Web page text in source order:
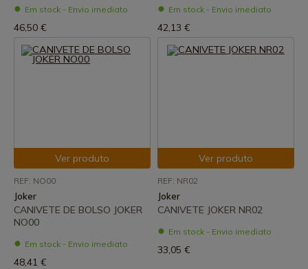
Em stock - Envio imediato
46,50 €
Em stock - Envio imediato
42,13 €
Ver produto
REF: NO00
Joker
CANIVETE DE BOLSO JOKER
NO00
Em stock - Envio imediato
48,41 €
Ver produto
REF: NR02
Joker
CANIVETE JOKER NR02
Em stock - Envio imediato
33,05 €